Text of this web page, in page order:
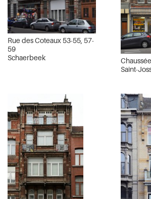
Rue des Coteaux 53-55, 57-
59
Schaerbeek
Saint-